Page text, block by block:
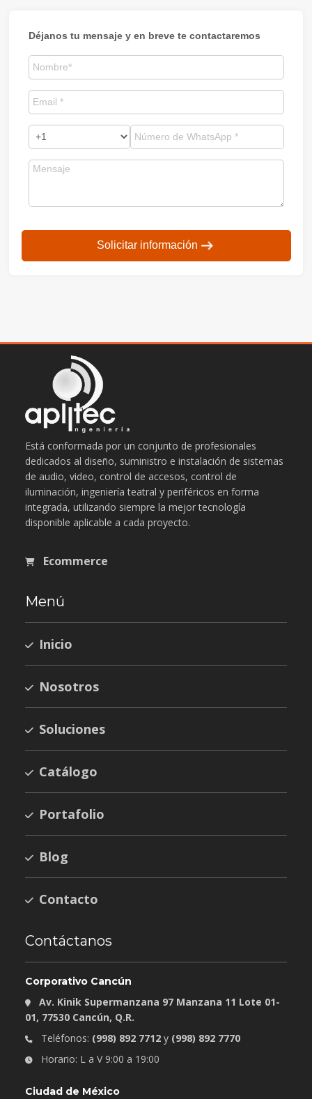
Déjanos tu mensaje y en breve te contactaremos
Solicitar información
Está conformada por un conjunto de profesionales
dedicados al diseño, suministro e instalación de sistemas
de audio, video, control de accesos, control de
iluminación, ingeniería teatral y periféricos en forma
integrada, utilizando siempre la mejor tecnología
disponible aplicable a cada proyecto.
Ecommerce
Menú
Inicio
Nosotros
Soluciones
Catálogo
Portafolio
Blog
Contacto
Contáctanos
Corporativo Cancún
Av. Kinik Supermanzana 97 Manzana 11 Lote 01-
01, 77530 Cancún, Q.R.
Teléfonos: (998) 892 7712 y (998) 892 7770
Horario: L a V 9:00 a 19:00
Ciudad de México